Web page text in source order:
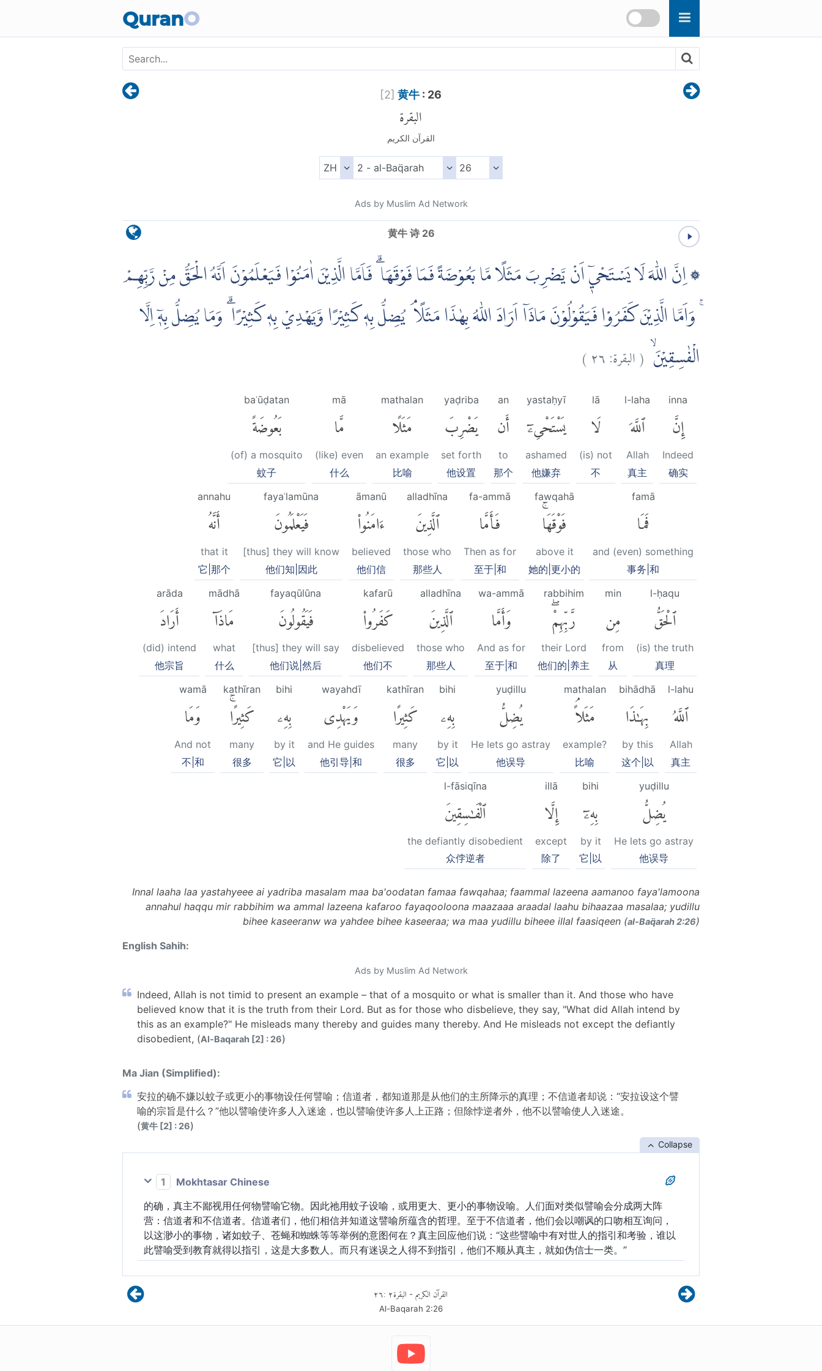
QuranO
[2] 黄牛 : 26
البقرة
القرآن الكريم
Ads by Muslim Ad Network
黄牛 诗 26
۞ اِنَّ اللّٰهَ لَا يَسْتَحْيٖٓ اَنْ يَّضْرِبَ مَثَلًا مَّا بَعُوْضَةً فَمَا فَوْقَهَا ۗ فَاَمَّا الَّذِيْنَ اٰمَنُوْا فَيَعْلَمُوْنَ اَنَّهُ الْحَقُّ مِنْ رَّبِّهِمْ
ۚ وَاَمَّا الَّذِيْنَ كَفَرُوْا فَيَقُوْلُوْنَ مَاذَآ اَرَادَ اللّٰهُ بِهٰذَا مَثَلًا ۘ يُضِلُّ بِهٖ كَثِيْرًا وَّيَهْدِيْ بِهٖ كَثِيْرًا ۗ وَمَا يُضِلُّ بِهٖٓ اِلَّا
الْفٰسِقِيْنَۙ (البقرة:٢٦)
inna
إِنَّ
Indeed
确实
l-laha
ٱللَّهَ
Allah
真主
lā
لَا
(is) not
不
yastaḥyī
يَسْتَحْىِۦٓ
ashamed
他嫌弃
an
أَن
to
那个
yaḍriba
يَضْرِبَ
set forth
他设置
mathalan
مَثَلًا
an example
比喻
mā
مَّا
(like) even
什么
baʿūḍatan
بَعُوضَةً
(of) a mosquito
蚊子
famā
فَمَا
and (even) something
事务|和
fawqahā
فَوْقَهَاۚ
above it
她的|更小的
fa-ammā
فَأَمَّا
Then as for
至于|和
alladhīna
ٱلَّذِينَ
those who
那些人
āmanū
ءَامَنُوا۟
believed
他们信
fayaʿlamūna
فَيَعْلَمُونَ
[thus] they will know
他们知|因此
annahu
أَنَّهُ
that it
它|那个
l-ḥaqu
ٱلْحَقُّ
(is) the truth
真理
min
مِن
from
从
rabbihim
رَّبِّهِمْۖ
their Lord
他们的|养主
wa-ammā
وَأَمَّا
And as for
至于|和
alladhīna
ٱلَّذِينَ
those who
那些人
kafarū
كَفَرُوا۟
disbelieved
他们不
fayaqūlūna
فَيَقُولُونَ
[thus] they will say
他们说|然后
mādhā
مَاذَآ
what
什么
arāda
أَرَادَ
(did) intend
他宗旨
l-lahu
ٱللَّهُ
Allah
真主
bihādhā
بِهَٰذَا
by this
这个|以
mathalan
مَثَلاًۘ
example?
比喻
yuḍillu
يُضِلُّ
He lets go astray
他误导
bihi
بِهِۦ
by it
它|以
kathīran
كَثِيرًا
many
很多
wayahdī
وَيَهْدِى
and He guides
他引导|和
bihi
بِهِۦ
by it
它|以
kathīran
كَثِيرًاۚ
many
很多
wamā
وَمَا
And not
不|和
yuḍillu
يُضِلُّ
He lets go astray
他误导
bihi
بِهِۦٓ
by it
它|以
illā
إِلَّا
except
除了
l-fāsiqīna
ٱلْفَٰسِقِينَ
the defiantly disobedient
众侼逆者
Innal laaha laa yastahyeee ai yadriba masalam maa ba'oodatan famaa fawqahaa; faammal lazeena aamanoo faya'lamoona
annahul haqqu mir rabbihim wa ammal lazeena kafaroo fayaqooloona maazaaa araadal laahu bihaazaa masalaa; yudillu
bihee kaseeranw wa yahdee bihee kaseeraa; wa maa yudillu biheee illal faasiqeen (al-Baq̈arah 2:26)
English Sahih:
Ads by Muslim Ad Network
Indeed, Allah is not timid to present an example – that of a mosquito or what is smaller than it. And those who have
believed know that it is the truth from their Lord. But as for those who disbelieve, they say, "What did Allah intend by
this as an example?" He misleads many thereby and guides many thereby. And He misleads not except the defiantly
disobedient, (Al-Baqarah [2] : 26)
Ma Jian (Simplified):
安拉的确不嫌以蚊子或更小的事物设任何譬喻；信道者，都知道那是从他们的主所降示的真理；不信道者却说：“安拉设这个譬
喻的宗旨是什么？”他以譬喻使许多人入迷途，也以譬喻使许多人上正路；但除悖逆者外，他不以譬喻使人入迷途。
(黄牛 [2] : 26)
Collapse
1
Mokhtasar Chinese
的确，真主不鄙视用任何物譬喻它物。因此祂用蚊子设喻，或用更大、更小的事物设喻。人们面对类似譬喻会分成两大阵
营：信道者和不信道者。信道者们，他们相信并知道这譬喻所蕴含的哲理。至于不信道者，他们会以嘲讽的口吻相互询问，
以这渺小的事物，诸如蚊子、苍蝇和蜘蛛等等举例的意图何在？真主回应他们说：“这些譬喻中有对世人的指引和考验，谁以
此譬喻受到教育就得以指引，这是大多数人。而只有迷误之人得不到指引，他们不顺从真主，就如伪信士一类。”
القرآن الكريم - البقرة٢:٢٦
Al-Baqarah 2:26